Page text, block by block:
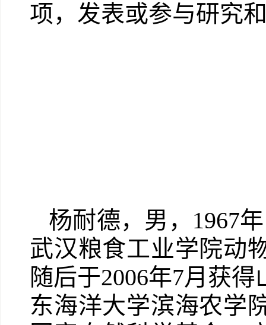
项，发表或参与研究
杨耐德，男，1967
武汉粮食工业学院动
随后于2006年7月获
东海洋大学滨海农学